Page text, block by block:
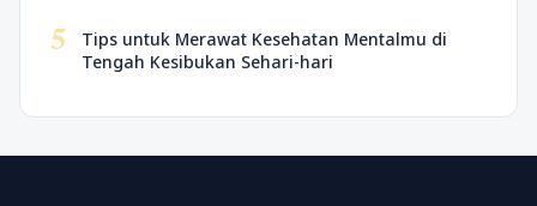
5
Tips untuk Merawat Kesehatan Mentalmu di
Tengah Kesibukan Sehari-hari